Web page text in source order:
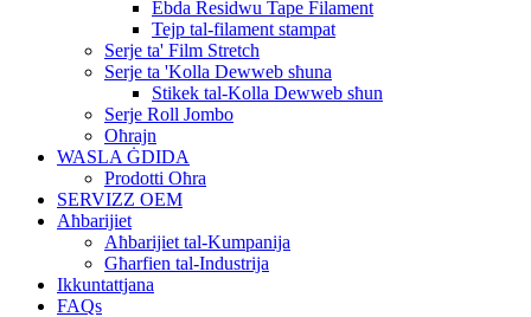
Ebda Residwu Tape Filament
Tejp tal-filament stampat
Serje ta' Film Stretch
Serje ta 'Kolla Dewweb sħuna
Stikek tal-Kolla Dewweb sħun
Serje Roll Jombo
Oħrajn
WASLA ĠDIDA
Prodotti Oħra
SERVIZZ OEM
Aħbarijiet
Aħbarijiet tal-Kumpanija
Għarfien tal-Industrija
Ikkuntattjana
FAQs